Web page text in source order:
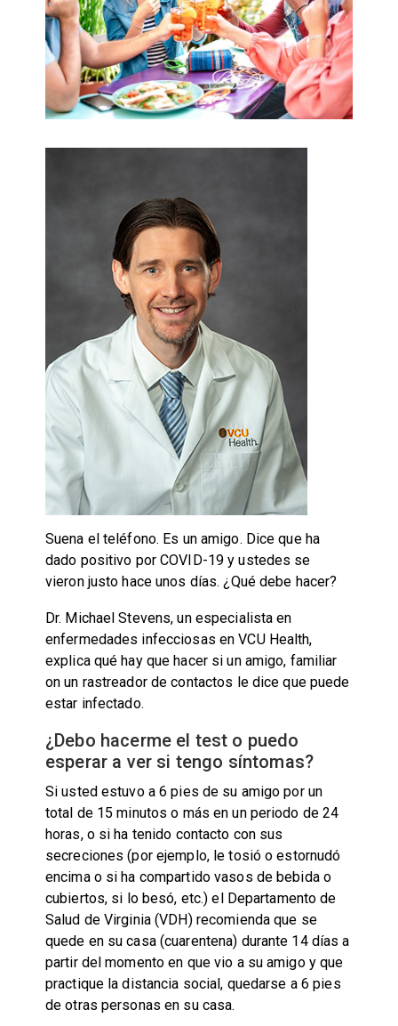
Suena el teléfono. Es un amigo. Dice que ha
dado positivo por COVID-19 y ustedes se
vieron justo hace unos días. ¿Qué debe hacer?
Dr. Michael Stevens, un especialista en
enfermedades infecciosas en VCU Health,
explica qué hay que hacer si un amigo, familiar
on un rastreador de contactos le dice que puede
estar infectado.
¿Debo hacerme el test o puedo
esperar a ver si tengo síntomas?
Si usted estuvo a 6 pies de su amigo por un
total de 15 minutos o más en un periodo de 24
horas, o si ha tenido contacto con sus
secreciones (por ejemplo, le tosió o estornudó
encima o si ha compartido vasos de bebida o
cubiertos, si lo besó, etc.) el Departamento de
Salud de Virginia (VDH) recomienda que se
quede en su casa (cuarentena) durante 14 días a
partir del momento en que vio a su amigo y que
practique la distancia social, quedarse a 6 pies
de otras personas en su casa.